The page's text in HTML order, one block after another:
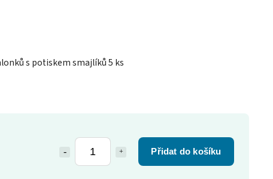
Přidat do košíku
s potiskem smajlíků 5 ks